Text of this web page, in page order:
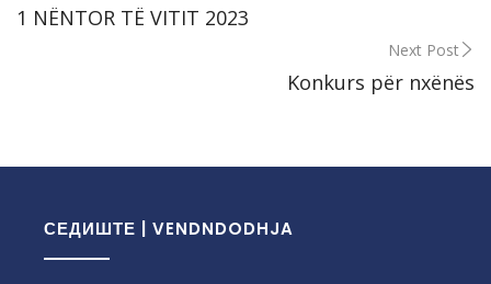
1 NËNTOR TË VITIT 2023
Next Post
Konkurs për nxënës
СЕДИШТЕ | VENDNDODHJA